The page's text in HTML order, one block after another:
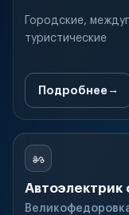
Городские,
туристические
Подробнее
Автоэлектрик